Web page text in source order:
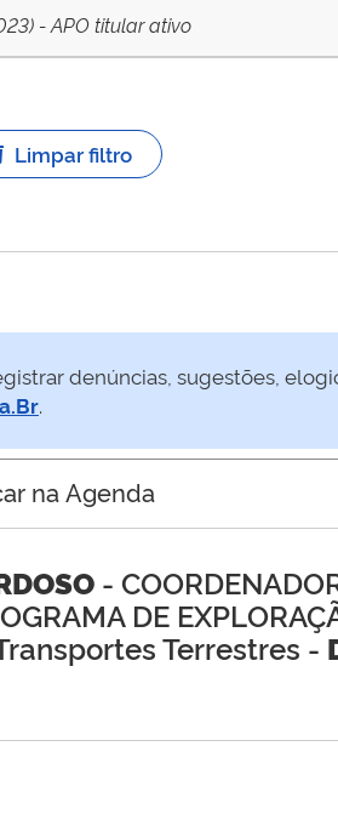
- APO titular ativo
Limpar filtro
denúncias, sugestões,
.
na Agenda
-
DE
Terrestres -